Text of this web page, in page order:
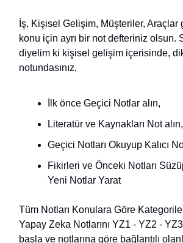
İş, Kişisel Gelişim, Müşteriler, Araçlar
konu için ayrı bir not defteriniz olsun.
diyelim ki kişisel gelişim içerisinde,
notundasınız,
İlk önce Geçici Notlar alın,
Literatür ve Kaynakları Not alın,
Geçici Notları Okuyup Kalıcı
Fikirleri ve Önceki Notları
Yeni Notlar Yarat
Tüm Notları Konulara Göre
Yapay Zeka Notlarını YZ1 - YZ2 -
başla ve notlarına göre bağlantılı